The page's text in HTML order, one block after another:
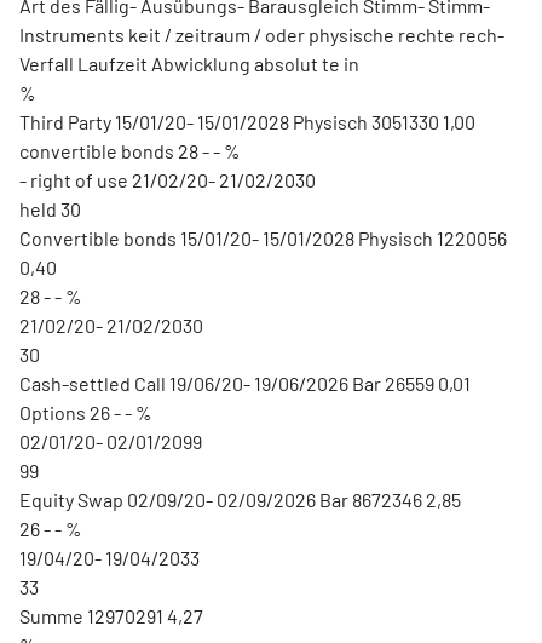
Art des Fällig- Ausübungs- Barausgleich Stimm- Stimm-
Instruments keit / zeitraum / oder physische rechte rech-
Verfall Laufzeit Abwicklung absolut te in
%
Third Party 15/01/20- 15/01/2028 Physisch 3051330 1,00
convertible bonds 28 - - %
- right of use 21/02/20- 21/02/2030
held 30
Convertible bonds 15/01/20- 15/01/2028 Physisch 1220056
0,40
28 - - %
21/02/20- 21/02/2030
30
Cash-settled Call 19/06/20- 19/06/2026 Bar 26559 0,01
Options 26 - - %
02/01/20- 02/01/2099
99
Equity Swap 02/09/20- 02/09/2026 Bar 8672346 2,85
26 - - %
19/04/20- 19/04/2033
33
Summe 12970291 4,27